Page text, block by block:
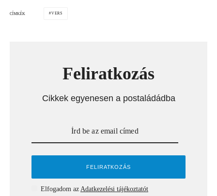
CÍMKÉK VERS
Feliratkozás
Cikkek egyenesen a postaládádba
Elfogadom az Adatkezelési tájékoztatót